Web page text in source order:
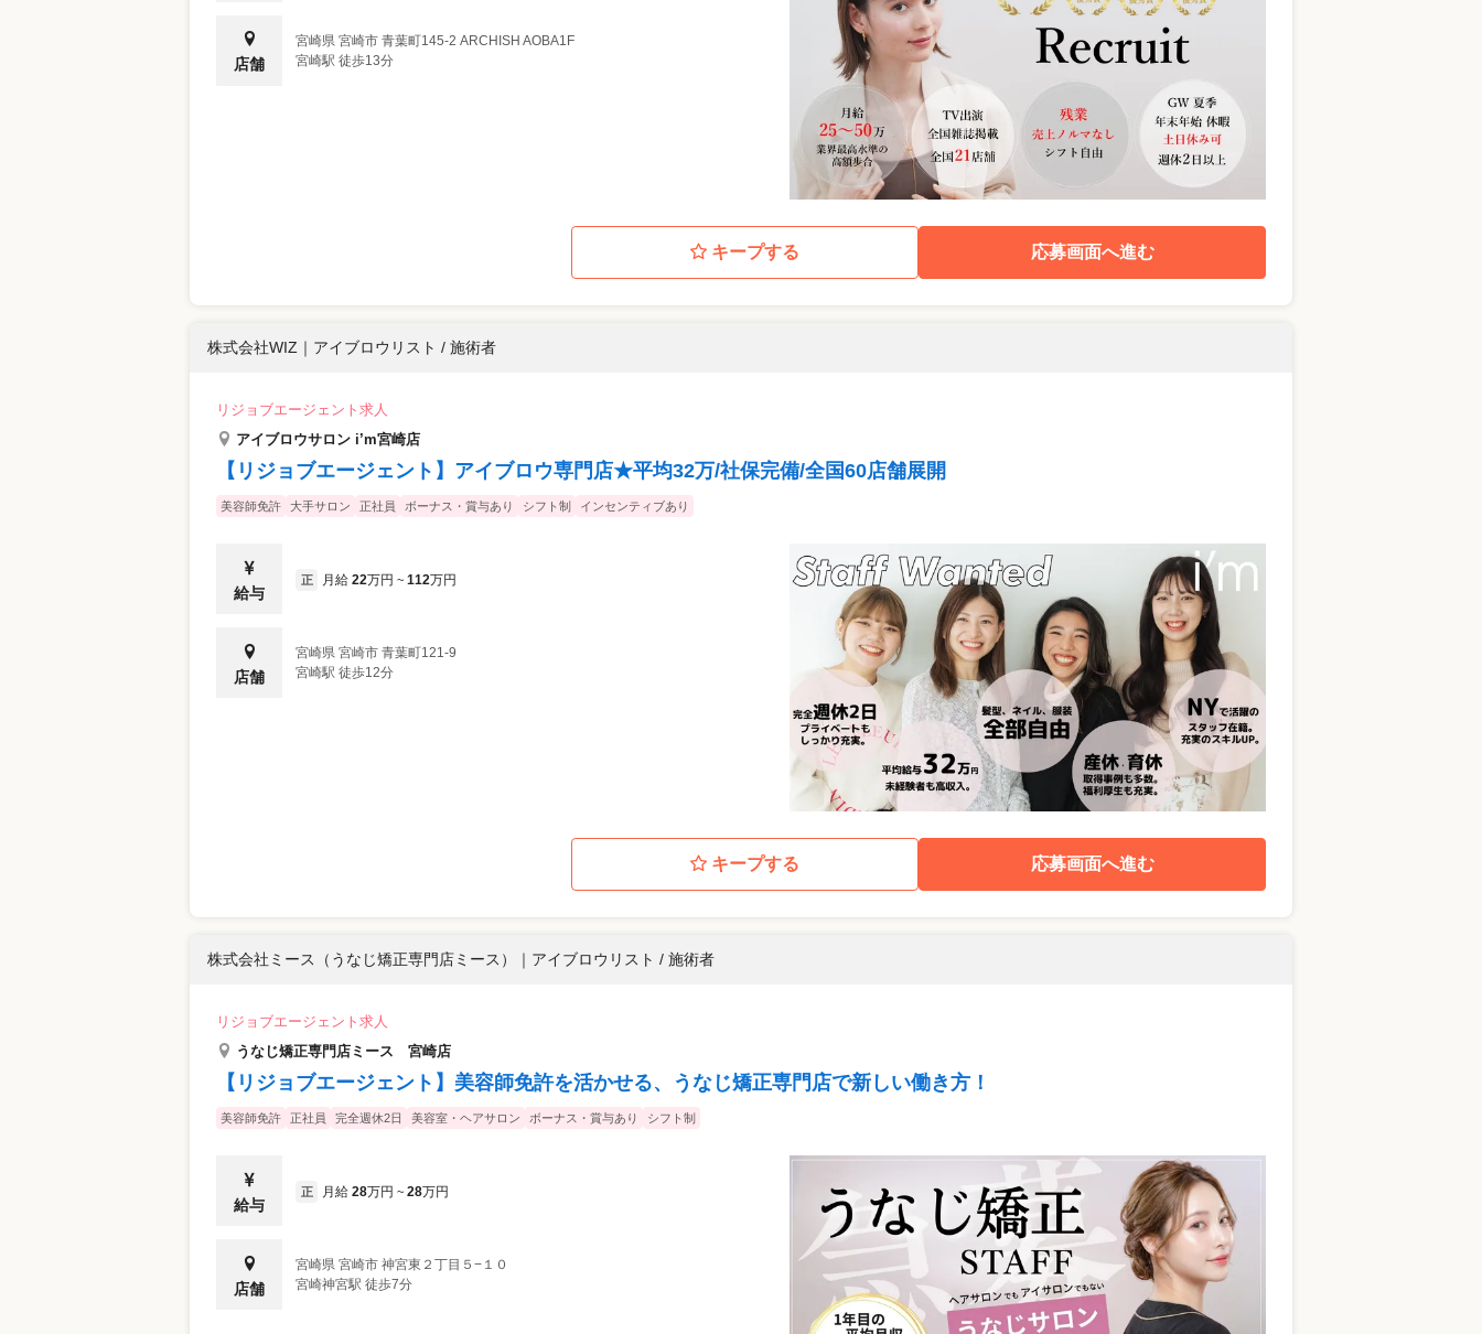
店舗
宮崎県 宮崎市 青葉町145‐2 ARCHISH AOBA1F
宮崎駅 徒歩13分
キープする 応募画面へ進む
株式会社WIZ ｜ アイブロウリスト / 施術者
リジョブエージェント求人
アイブロウサロン i’m宮崎店
【リジョブエージェント】アイブロウ専門店★平均32万/社保完備/全国60店舗展開
美容師免許 大手サロン 正社員 ボーナス・賞与あり シフト制 インセンティブあり
給与
正 月給 22万円 ~ 112万円
店舗
宮崎県 宮崎市 青葉町121-9
宮崎駅 徒歩12分
キープする 応募画面へ進む
株式会社ミース（うなじ矯正専門店ミース） ｜ アイブロウリスト / 施術者
リジョブエージェント求人
うなじ矯正専門店ミース 宮崎店
【リジョブエージェント】美容師免許を活かせる、うなじ矯正専門店で新しい働き方！
美容師免許 正社員 完全週休2日 美容室・ヘアサロン ボーナス・賞与あり シフト制
給与
正 月給 28万円 ~ 28万円
店舗
宮崎県 宮崎市 神宮東２丁目５−１０
宮崎神宮駅 徒歩7分